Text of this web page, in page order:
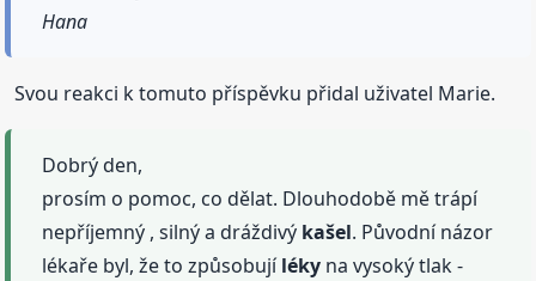
Hana
Svou reakci k tomuto příspěvku přidal uživatel Marie.
Dobrý den,
prosím o pomoc, co dělat. Dlouhodobě mě trápí
nepříjemný , silný a dráždivý kašel. Původní názor
lékaře byl, že to způsobujíléky na vysoký tlak -